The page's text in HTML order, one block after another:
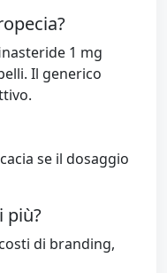
1 mg
Il generico
se il dosaggio
più?
di branding,